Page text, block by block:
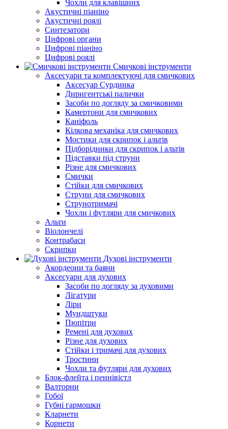
Чохли для клавішних
Акустичні піаніно
Акустичні роялі
Синтезатори
Цифрові органи
Цифрові піаніно
Цифрові роялі
Смичкові інструменти
Аксесуари та комплектуючі для смичкових
Аксесуар Сурдинка
Диригентські палички
Засоби по догляду за смичковими
Камертони для смичкових
Каніфоль
Кілкова механіка для смичкових
Мостики для скрипок і альтів
Підборiдники для скрипок і альтів
Підставки під струни
Різне для смичкових
Смички
Стійки для смичкових
Струни для смичкових
Струнотримачі
Чохли і футляри для смичкових
Альти
Віолончелі
Контрабаси
Скрипки
Духові інструменти
Акордеони та баяни
Аксесуари для духових
Засоби по догляду за духовими
Лігатури
Ліри
Мундштуки
Пюпітри
Ремені для духових
Різне для духових
Стійки і тримачі для духових
Тростини
Чохли та футляри для духових
Блок-флейта і пеннівістл
Валторни
Гобої
Губні гармошки
Кларнети
Корнети